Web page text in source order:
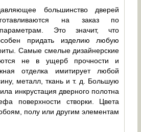
большинство дверей
на заказ по
Это значит, что
придать изделию любую
Самые смелые дизайнерские
не в ущерб прочности и
отделка имитирует любой
металл, ткань и т. д. Большую
инкрустация дверного полотна
поверхности створки. Цвета
полу или другим элементам